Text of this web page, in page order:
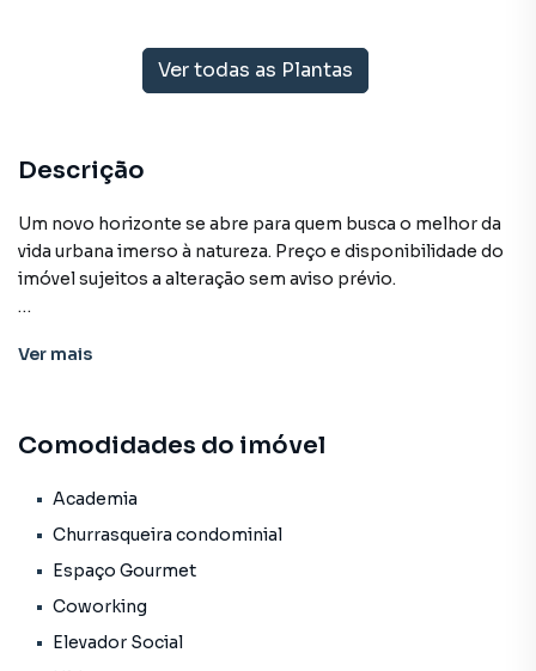
Ver todas as Plantas
Descrição
Um novo horizonte se abre para quem busca o melhor da
vida urbana imerso à natureza. Preço e disponibilidade do
imóvel sujeitos a alteração sem aviso prévio.
• Academia
• Delivery
• Espaço gourmet
• Espaço gourmet externo
• Hidromassagem
• Piscina adulto
• Portaria
Ver mais
Comodidades do imóvel
Academia
Churrasqueira condominial
Espaço Gourmet
Coworking
Elevador Social